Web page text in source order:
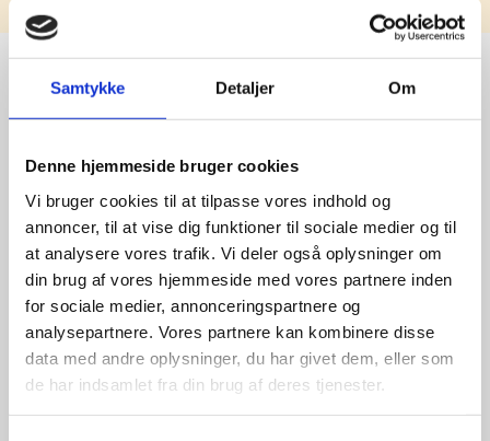
Samtykke Detaljer Om
Denne hjemmeside bruger cookies
Vi bruger cookies til at tilpasse vores indhold og
annoncer, til at vise dig funktioner til sociale medier og til
at analysere vores trafik. Vi deler også oplysninger om
din brug af vores hjemmeside med vores partnere inden
for sociale medier, annonceringspartnere og
analysepartnere. Vores partnere kan kombinere disse
data med andre oplysninger, du har givet dem, eller som
de har indsamlet fra din brug af deres tjenester.
Stærke
leverandører
giver større
udvalg
For at sikre høj kvalitet og stor
leveringssikkerhed samarbejder vi
med de største og mest
anerkendte leverandører inden for
promotion.